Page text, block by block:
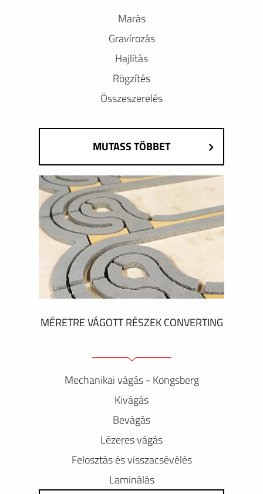
Marás
Gravírozás
Hajlítás
Rögzítés
Összeszerelés
MUTASS TÖBBET
MÉRETRE VÁGOTT RÉSZEK CONVERTING
Mechanikai vágás - Kongsberg
Kivágás
Bevágás
Lézeres vágás
Felosztás és visszacsévélés
Laminálás